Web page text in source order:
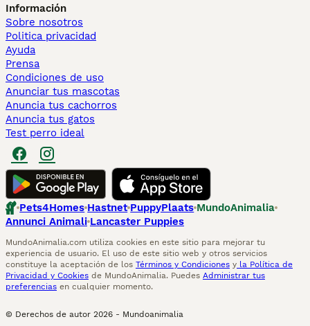
Información
Sobre nosotros
Politica privacidad
Ayuda
Prensa
Condiciones de uso
Anunciar tus mascotas
Anuncia tus cachorros
Anuncia tus gatos
Test perro ideal
Pets4Homes Hastnet PuppyPlaats MundoAnimalia
Annunci Animali Lancaster Puppies
MundoAnimalia.com utiliza cookies en este sitio para mejorar tu
experiencia de usuario. El uso de este sitio web y otros servicios
constituye la aceptación de los Términos y Condiciones y la Política de
Privacidad y Cookies de MundoAnimalia. Puedes Administrar tus
preferencias en cualquier momento.
© Derechos de autor 2026 - Mundoanimalia